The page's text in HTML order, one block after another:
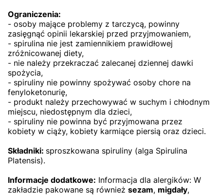
Ograniczenia:
- osoby mające problemy z tarczycą, powinny
zasięgnąć opinii lekarskiej przed przyjmowaniem,
- spirulina nie jest zamiennikiem prawidłowej
zróżnicowanej diety,
- nie należy przekraczać zalecanej dziennej dawki
spożycia,
- spiruliny nie powinny spożywać osoby chore na
fenyloketonurię,
- produkt należy przechowywać w suchym i chłodnym
miejscu, niedostępnym dla dzieci,
- spiruliny nie powinna być przyjmowana przez
kobiety w ciąży, kobiety karmiące piersią oraz dzieci.
Składniki: sproszkowana spiruliny (alga Spirulina
Platensis).
Informacje dodatkowe: Informacja dla alergików: W
zakładzie pakowane są również sezam, migdały,